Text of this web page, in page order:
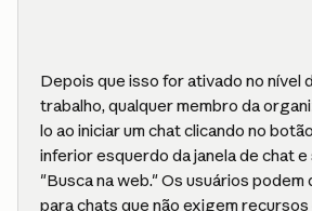
Depois que isso for ativado no nível
trabalho, qualquer membro da
lo ao iniciar um chat clicando no
inferior esquerdo da janela de chat
"Busca na web." Os usuários podem
para chats que não exigem recursos